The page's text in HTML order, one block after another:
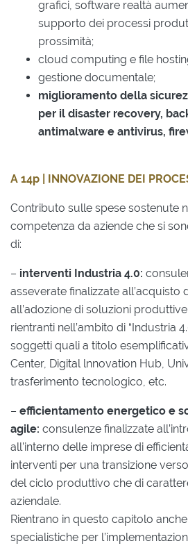
grafici, software realtà
supporto dei processi
prossimità;
cloud computing e file
gestione documentale;
miglioramento della
per il disaster recovery,
antimalware e antivirus,
A 14p | INNOVAZIONE DEI
Contributo sulle spese sostenute
competenza da aziende che si
di:
– interventi Industria 4.0:
asseverate finalizzate all’acquisto
all’adozione di soluzioni
rientranti nell’ambito di “Industria
soggetti quali a titolo
Center, Digital lnnovation Hub,
trasferimento tecnologico, etc.
– efficientamento energetico e
agile: consulenze finalizzate
all’interno delle imprese di
interventi per una transizione
del ciclo produttivo che di
aziendale.
Rientrano in questo capitolo
specialistiche per